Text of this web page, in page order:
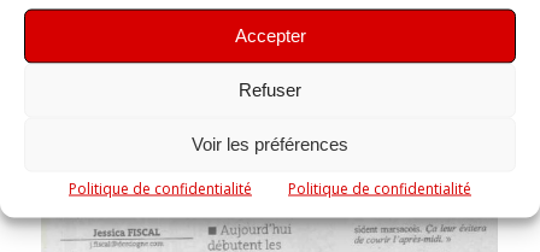
Accepter
Refuser
Voir les préférences
Politique de confidentialité Politique de confidentialité